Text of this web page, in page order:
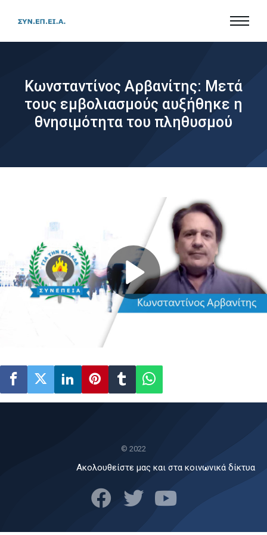
Κωνσταντίνος Αρβανίτης: Μετά
τους εμβολιασμούς αυξήθηκε η
θνησιμότητα του πληθυσμού
Play
Video
© 2022
Ακολουθείστε μας και στα κοινωνικά δίκτυα